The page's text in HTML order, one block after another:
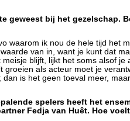
geweest bij het gezelschap.
waarom ik nou de hele tijd het
van in, want je kunt dat
blijft, lijkt het soms alsof je
groeien als acteur moet je
dan is het geen toeval meer,
spelers heeft het
Fedja van Huêt. Hoe